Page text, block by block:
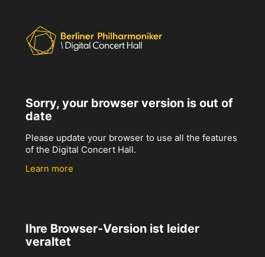
Sorry, your browser version is out of
date
Please update your browser to use all the features
of the Digital Concert Hall.
Learn more
Ihre Browser-Version ist leider
veraltet